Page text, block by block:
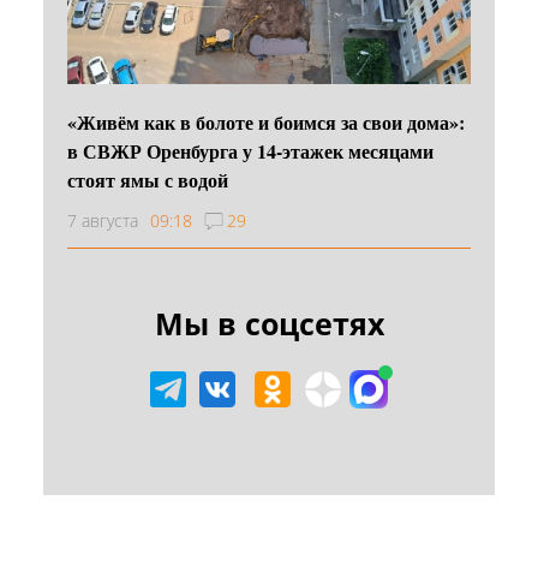
«Живём как в болоте и боимся за свои дома»:
в СВЖР Оренбурга у 14-этажек месяцами
стоят ямы с водой
7 августа 09:18 29
Мы в соцсетях